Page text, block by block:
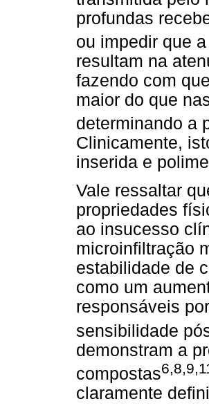
profundas
ou impedir que
resultam na
fazendo com
maior do que
determinando a
Clinicamente,
inserida e
Vale ressaltar
propriedades
ao insucesso
microinfiltração
estabilidade de
como um
responsáveis
sensibilidade
demonstram a
compostas
claramente